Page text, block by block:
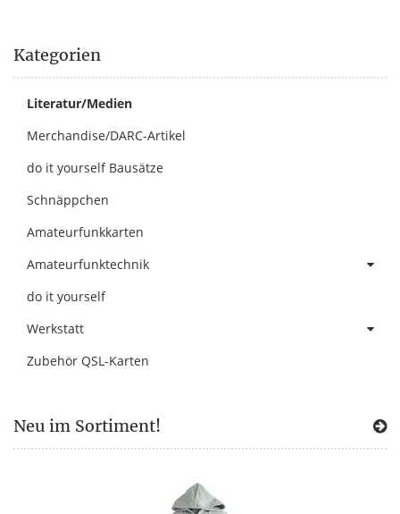
Kategorien
Literatur/Medien
Merchandise/DARC-Artikel
do it yourself Bausätze
Schnäppchen
Amateurfunkkarten
Amateurfunktechnik
do it yourself
Werkstatt
Zubehör QSL-Karten
Neu im Sortiment!